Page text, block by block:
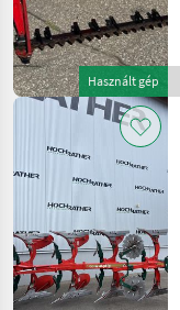
Használt gép